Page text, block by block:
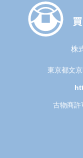
株
東京都文
古物商